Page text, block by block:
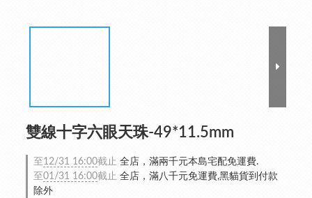
雙線十字六眼天珠-49*11.5mm
至 12/31 16:00截止 全店，滿兩千元本島宅配免運費.
至01/31 16:00截止 全店，滿八千元免運費,黑貓貨到付款
除外